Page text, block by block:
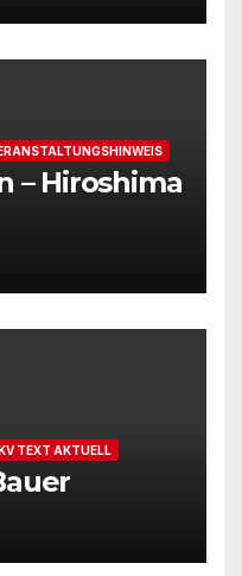
– Hiroshima
TEXT AKTUELL